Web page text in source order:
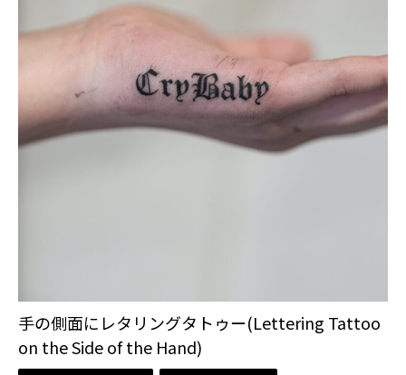
手の側面にレタリングタトゥー(Lettering Tattoo
on the Side of the Hand)